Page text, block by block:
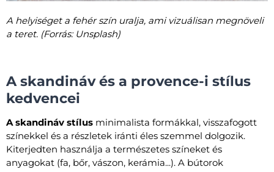
A helyiséget a fehér szín uralja, ami vizuálisan megnöveli
a teret. (Forrás: Unsplash)
A skandináv és a provence-i stílus
kedvencei
A skandináv stílus minimalista formákkal, visszafogott
színekkel és a részletek iránti éles szemmel dolgozik.
Kiterjedten használja a természetes színeket és
anyagokat (fa, bőr, vászon, kerámia...). A bútorok